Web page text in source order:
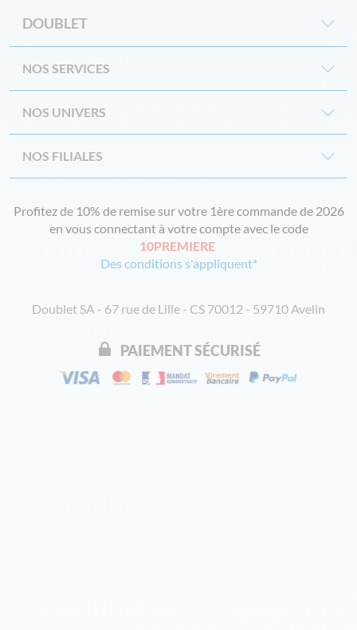
DOUBLET
NOS SERVICES
NOS UNIVERS
NOS FILIALES
Profitez de 10% de remise sur votre 1ère commande de 2026
en vous connectant à votre compte avec le code
10PREMIERE
Des conditions s'appliquent*
Doublet SA - 67 rue de Lille - CS 70012 - 59710 Avelin
PAIEMENT SÉCURISÉ